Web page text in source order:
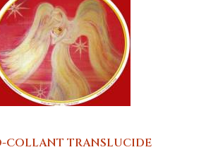
COLLANT TRANSLUCIDE